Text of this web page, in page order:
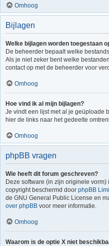
Omhoog
Bijlagen
Welke bijlagen worden toegestaan
De beheerder bepaalt welke
Als je niet zeker bent welke
contact op met de beheerder voor
Omhoog
Hoe vind ik al mijn bijlagen?
Je vindt een lijst met al je geüploade
hier de links naar het gedeelte
Omhoog
phpBB vragen
Wie heeft dit forum geschreven?
Deze software (in zijn originele
copyright beschermd door phpBB
de GNU General Public License en
over phpBB voor meer informatie.
Omhoog
Waarom is de optie X niet